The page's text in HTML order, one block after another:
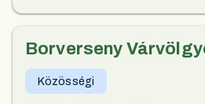
Borverseny
Közösségi